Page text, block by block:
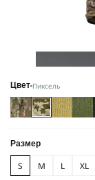
Цвет Пиксель
Размер
S M L XL